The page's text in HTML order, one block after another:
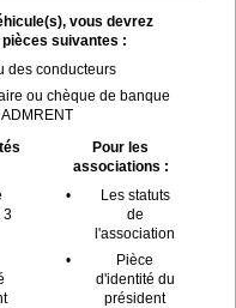
vous devrez
suivantes :
des conducteurs
ou chèque de banque
3
Pour les
associations :
•
Les statuts
de
l'association
•
Pièce
d'identité du
président